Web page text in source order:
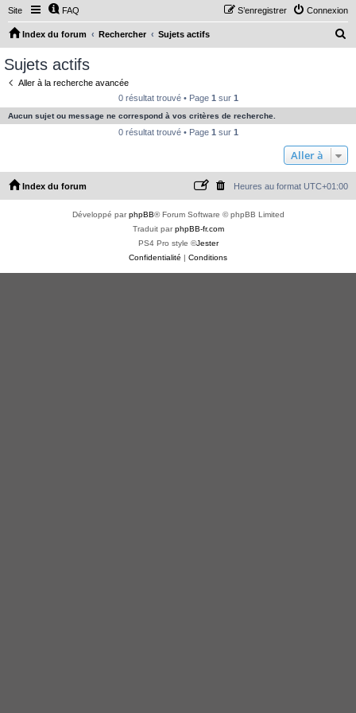
Site FAQ Connexion
S’enregistrer
Index du forum Rechercher Sujets actifs
e
c
e
Sujets actifs
Aller à la recherche avancée
0 résultat trouvé • Page 1 sur 1
Aucun sujet ou message ne correspond à vos critères de recherche.
0 résultat trouvé • Page 1 sur 1
Aller à
Index du forum Heures au format UTC+01:00
Développé parphpBB® Forum Software © phpBB Limited
Traduit parphpBB-fr.com
PS4 Pro style ©Jester
Confidentialité | Conditions